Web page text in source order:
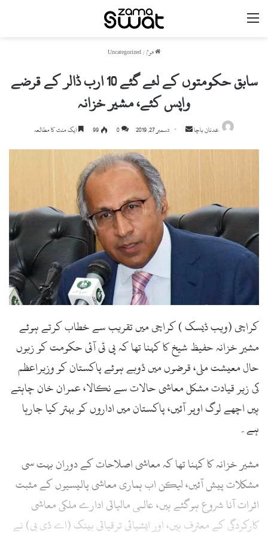
ھوم/
Uncategorized
سابق حکومتوں کے لئے گئے 10 ارب ڈالر کے قرضے
واپس کئے، مشیر خزانہ
عدنان باچا
e
m
دسمبر 27, 2019 0
99 ایک منٹ کا مطالعہ
کراچی (ویب ڈیسک ) کراچی میں تقریب سے خطاب کرتے ہوئے
مشیر خزانہ حفیظ شیخ کا کہنا تھا کہ پی ٹی آئی حکومت کو زبوں
حال معیشت ملی، قرضوں میں ڈوبے ہوئے پاکستان کو وزیراعظم
کی زیر قیادت مشکل معاشی حالات سے نکالا، عمران خان چاہتے
ہیں اچھے لوگ اوپر آئیں، پاکستان میں اداروں کو بہتر کیا جارہا
ہے۔
مشیر خزانہ کا کہنا تھا کہ معاشی اصلاحات کے دوران بہت سی
مشکلات پیش آئیں، لیکن اب ہماری معاشی پالیسیوں کے مثبت
اثرات آنا شروع ہوگئے ہیں، عالمی مالیاتی ادارے ملکی معاشی
کارکردگی کے معترف ہیں، اور ایشیائی ترقیاتی بینک (اے ڈی بی) نے